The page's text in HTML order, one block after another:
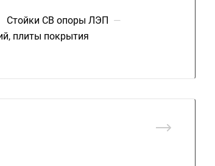
Стойки СВ опоры ЛЭП —
плиты покрытия